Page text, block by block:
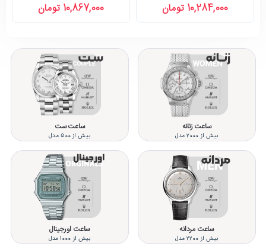
10,284,000 تومان 10,867,000 تومان
ساعت زنانه
بیش از 2000 مدل
ساعت ست
بیش از 500 مدل
ساعت مردانه
بیش از 2200 مدل
ساعت اورجینال
بیش از 1000 مدل